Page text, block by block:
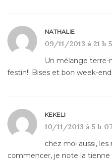
NATHALIE
09/11/2013 à 21 h
Un mélange
festin!! Bises et bon week-
KEKELI
10/11/2013 à 5 h
chez moi aussi,
commencer, je note la tienne